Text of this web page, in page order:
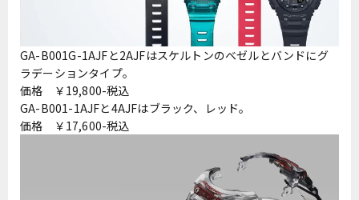
GA-B001G-1AJFと2AJFはスケルトンのベゼルとバンドにグ
ラデーションタイプ。
価格 ￥19,800-税込
GA-B001-1AJFと4AJFはブラック、レッド。
価格 ￥17,600-税込